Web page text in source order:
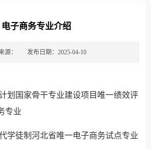
电子商务专业介绍
源： 发布日期：2025-04-10
划国家骨干专业建设项目唯一绩效评
专业
学徒制河北省唯一电子商务试点专业